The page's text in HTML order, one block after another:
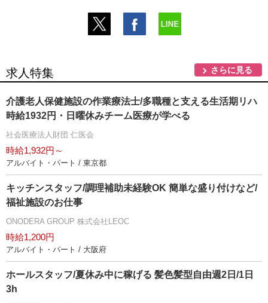
求人特集 さらに見る
介護老人保健施設の作業療法士/多職種と支える生活期リハ
時給1932円・日曜休みチーム医療が学べる
社会医療法人財団 仁医会
時給1,932円～
アルバイト・パート / 東京都
キッチンスタッフ/調理補助未経験OK 簡単な盛り付けなど/
福祉施設のお仕事
ONODERA GROUP 株式会社LEOC
時給1,200円
アルバイト・パート / 大阪府
ホールスタッフ/夏休み中に稼げる 髪色髪型自由週2日/1日
3h